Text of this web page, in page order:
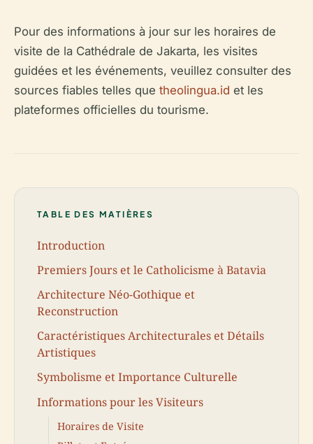
Pour des informations à jour sur les horaires de
visite de la Cathédrale de Jakarta, les visites
guidées et les événements, veuillez consulter des
sources fiables telles que theolingua.id et les
plateformes officielles du tourisme.
TABLE DES MATIÈRES
Introduction
Premiers Jours et le Catholicisme à Batavia
Architecture Néo-Gothique et
Reconstruction
Caractéristiques Architecturales et Détails
Artistiques
Symbolisme et Importance Culturelle
Informations pour les Visiteurs
Horaires de Visite